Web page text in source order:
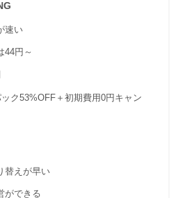
速い
44円～
ク53%OFF＋初期費用0円キャン
替えが早い
ができる